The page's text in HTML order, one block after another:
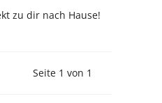
zu dir nach Hause!
Vorherige Seite
Seite 1 von 1